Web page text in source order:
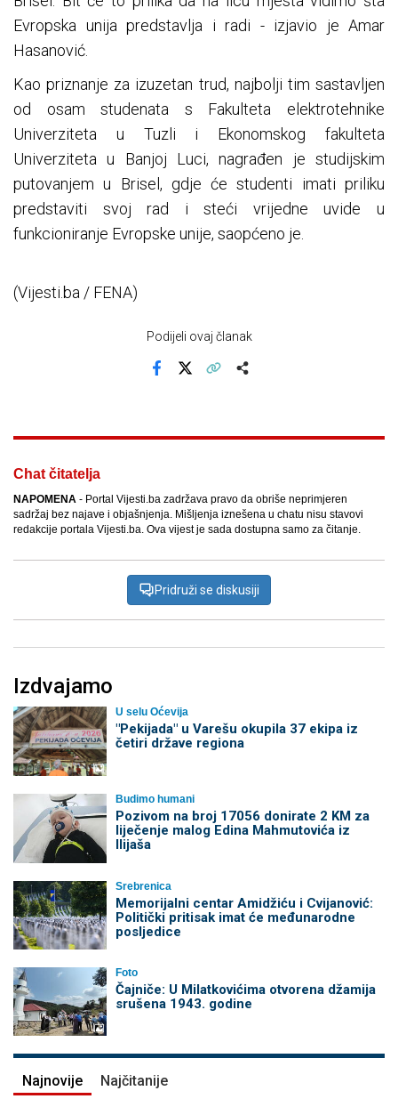
Evropska unija predstavlja i radi - izjavio je Amar
Hasanović.
Kao priznanje za izuzetan trud, najbolji tim sastavljen
od osam studenata s Fakulteta elektrotehnike
Univerziteta u Tuzli i Ekonomskog fakulteta
Univerziteta u Banjoj Luci, nagrađen je studijskim
putovanjem u Brisel, gdje će studenti imati priliku
predstaviti svoj rad i steći vrijedne uvide u
funkcioniranje Evropske unije, saopćeno je.
(Vijesti.ba / FENA)
Podijeli ovaj članak
Chat čitatelja
NAPOMENA - Portal Vijesti.ba zadržava pravo da obriše neprimjeren
sadržaj bez najave i objašnjenja. Mišljenja iznešena u chatu nisu stavovi
redakcije portala Vijesti.ba. Ova vijest je sada dostupna samo za čitanje.
Pridruži se diskusiji
Izdvajamo
U selu Oćevija
"Pekijada" u Varešu okupila 37 ekipa iz
četiri države regiona
Budimo humani
Pozivom na broj 17056 donirate 2 KM za
liječenje malog Edina Mahmutovića iz
Ilijaša
Srebrenica
Memorijalni centar Amidžiću i Cvijanović:
Politički pritisak imat će međunarodne
posljedice
Foto
Čajniče: U Milatkovićima otvorena džamija
srušena 1943. godine
Najnovije Najčitanije